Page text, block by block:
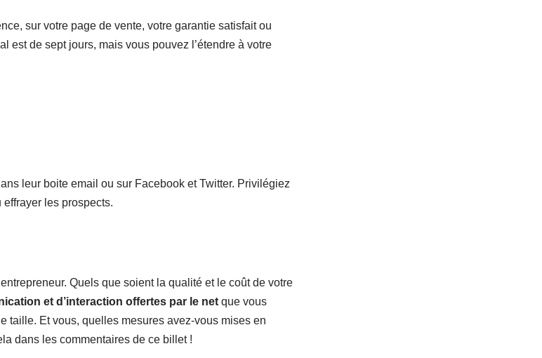
sur votre page de vente, votre garantie satisfait ou
est de sept jours, mais vous pouvez l’étendre à votre
leur boite email ou sur Facebook et Twitter. Privilégiez
les prospects.
Quels que soient la qualité et le coût de votre
et d’interaction offertes par le net que vous
taille. Et vous, quelles mesures avez-vous mises en
dans les commentaires de ce billet !